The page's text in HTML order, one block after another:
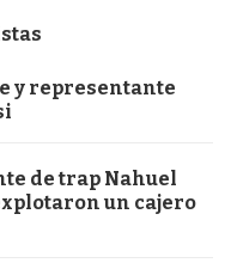
y representante
de trap Nahuel
un cajero